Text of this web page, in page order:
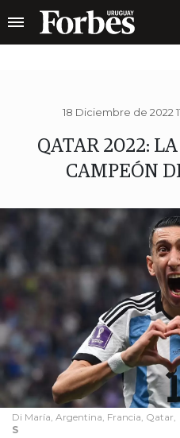
18 Diciembre de 2022
QATAR 2022:
CAMPEÓN
Di María, Argentina, Francia, Qatar,
S